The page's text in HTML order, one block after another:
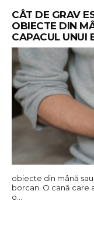
CÂT DE GRAV
OBIECTE DIN
CAPACUL UNUI
obiecte din mână
borcan. O cană care
o…